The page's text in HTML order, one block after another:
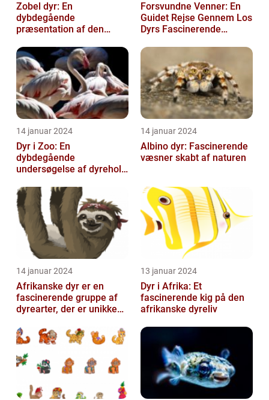
Zobel dyr: En
dybdegående
præsentation af den
Forsvundne Venner: En
Guidet Rejse Gennem Los
Dyrs Fascinerende
14 januar 2024
Dyr i Zoo: En
dybdegående
undersøgelse af dyrehold
14 januar 2024
Albino dyr: Fascinerende
væsner skabt af naturen
14 januar 2024
Afrikanske dyr er en
fascinerende gruppe af
dyrearter, der er unikke
kontinent
13 januar 2024
Dyr i Afrika: Et
fascinerende kig på den
afrikanske dyreliv